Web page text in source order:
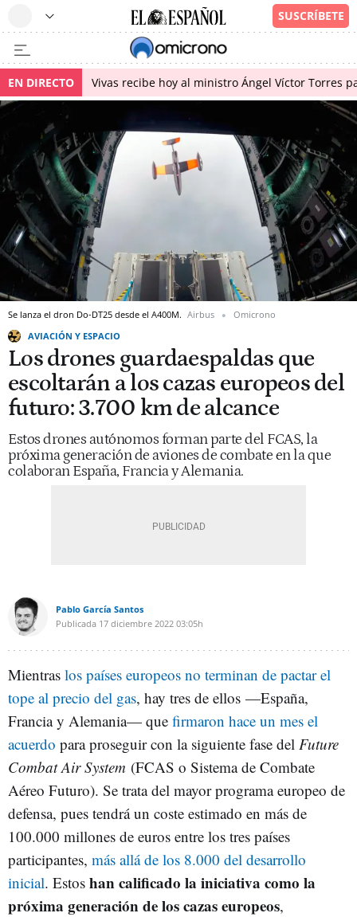
EN DIRECTO Vivas recibe hoy al ministro Ángel Víctor Torres
Se lanza el dron Do-DT25 desde el A400M. Airbus
Omicrono
AVIACIÓN Y ESPACIO
Los drones guardaespaldas que
escoltarán a los cazas europeos del
futuro: 3.700 km de alcance
Estos drones autónomos forman parte del FCAS, la
próxima generación de aviones de combate en la que
colaboran España, Francia y Alemania.
Pablo García Santos
Publicada 17 diciembre 2022 03:05h
Mientras los países europeos no terminan de pactar el
tope al precio del gas, hay tres de ellos —España,
Francia y Alemania— que firmaron hace un mes el
acuerdo para proseguir con la siguiente fase del Future
Combat Air System (FCAS o Sistema de Combate
Aéreo Futuro). Se trata del mayor programa europeo de
defensa, pues tendrá un coste estimado en más de
100.000 millones de euros entre los tres países
participantes, más allá de los 8.000 del desarrollo
inicial. Estos han calificado la iniciativa como la
próxima generación de los cazas europeos,